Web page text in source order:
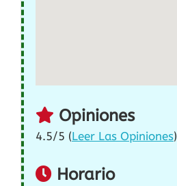
Opiniones
4.5/5 (Leer Las Opiniones)
Horario